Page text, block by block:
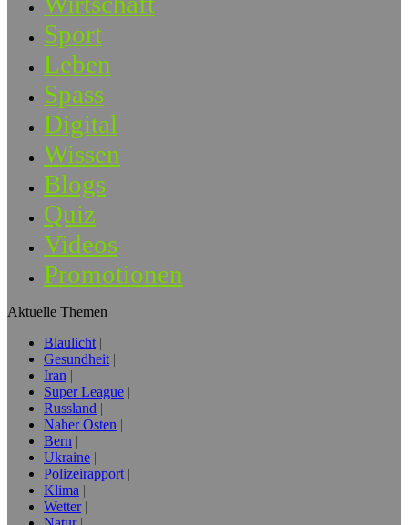
Sport
Leben
Spass
Digital
Wissen
Blogs
Quiz
Videos
Promotionen
Aktuelle Themen
Blaulicht
Gesundheit
Iran
Super League
Russland
Naher Osten
Bern
Ukraine
Polizeirapport
Klima
Wetter